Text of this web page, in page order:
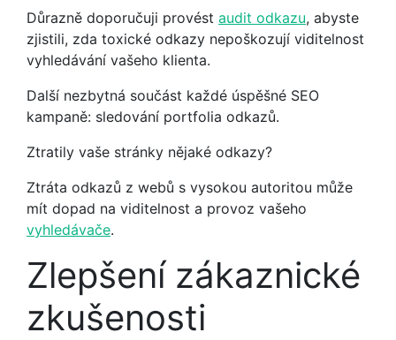
Důrazně doporučuji provést audit odkazu, abyste
zjistili, zda toxické odkazy nepoškozují viditelnost
vyhledávání vašeho klienta.
Další nezbytná součást každé úspěšné SEO
kampaně: sledování portfolia odkazů.
Ztratily vaše stránky nějaké odkazy?
Ztráta odkazů z webů s vysokou autoritou může
mít dopad na viditelnost a provoz vašeho
vyhledávače.
Zlepšení zákaznické
zkušenosti